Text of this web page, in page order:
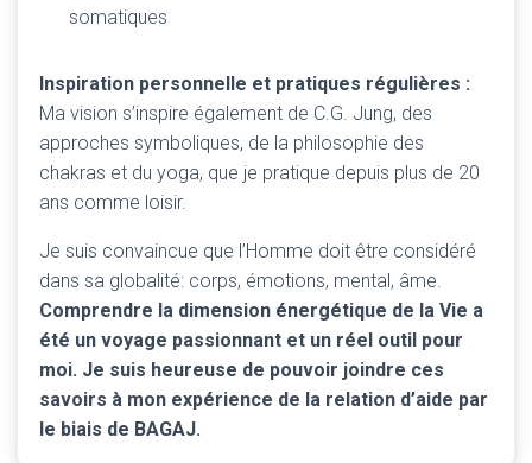
somatiques
Inspiration personnelle et pratiques régulières :
Ma vision s’inspire également de C.G. Jung, des
approches symboliques, de la philosophie des
chakras et du yoga, que je pratique depuis plus de 20
ans comme loisir.
Je suis convaincue que l’Homme doit être considéré
dans sa globalité: corps, émotions, mental, âme.
Comprendre la dimension énergétique de la Vie a
été un voyage passionnant et un réel outil pour
moi. Je suis heureuse de pouvoir joindre ces
savoirs à mon expérience de la relation d’aide par
le biais de BAGAJ.